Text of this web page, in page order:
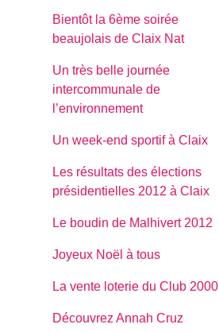
Bientôt la 6ème soirée
beaujolais de Claix Nat
Un très belle journée
intercommunale de
l’environnement
Un week-end sportif à Claix
Les résultats des élections
présidentielles 2012 à Claix
Le boudin de Malhivert 2012
Joyeux Noël à tous
La vente loterie du Club 2000
Découvrez Annah Cruz